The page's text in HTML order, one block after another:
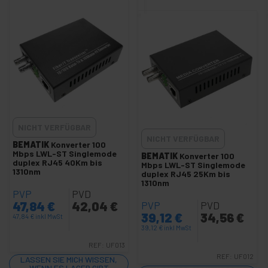
HDMI über HDBaseT HDBT
Glasfasermodul GBIC SFP SFP+ QSFP et X2
Power over Ethernet PoE
Ethernet-Schutz
TCP/IP Server
+
Anschlussdose 80x80mm
+
KVM Schalter
+
Glasfaser
HSDPA 3G UMTS GSM GPRS GPS
+
TP-Link-Technologien
SCSI Zubehör
+
BEMATIK Konverter 100
Mbps LWL-ST Singlemode
duplex RJ45 40Km bis
1310nm
PVP
47,84 €
47,84 € inkl MwSt
PVD
42,04 €
REF: UF013
LASSEN SIE MICH WISSEN,
BEMATIK Konverter 100
Mbps LWL-ST Singlemode
duplex RJ45 25Km bis
1310nm
PVP
39,12 €
39,12 € inkl MwSt
PVD
34,56 €
REF: UF012